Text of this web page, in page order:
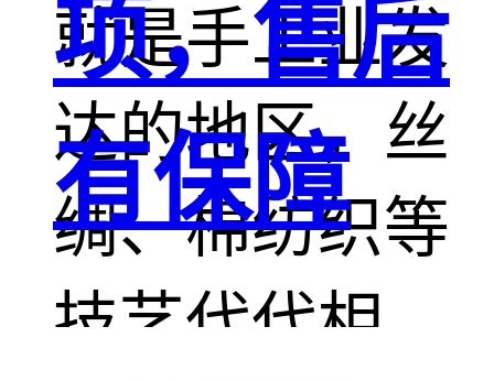
就是手工业发
达的地区，丝
绸、棉纺织等
技艺代代相
项，售后
有保障